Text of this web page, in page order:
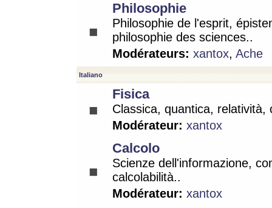
Philosophie
Philosophie de l'esprit,
philosophie des sciences..
Modérateurs: xantox, Ache
Italiano
Fisica
Classica, quantica, relatività,
Modérateur: xantox
Calcolo
Scienze dell'informazione,
calcolabilità..
Modérateur: xantox